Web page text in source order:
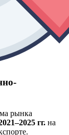
рынка
гг. на